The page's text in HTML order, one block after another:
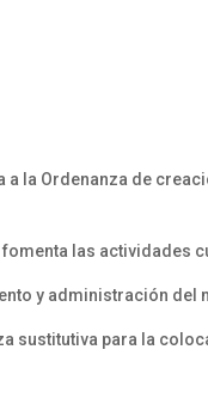
a la Ordenanza de
las actividades
y administración del
sustitutiva para la